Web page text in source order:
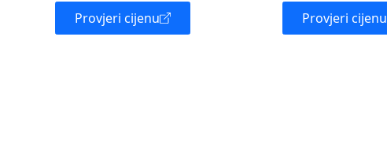
Provjeri cijenu
Provjeri cijenu